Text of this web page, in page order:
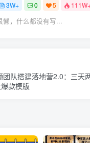
3W+ 0 5
懒，什么都没有写...
团队搭建落地营2.0：三天
款模版